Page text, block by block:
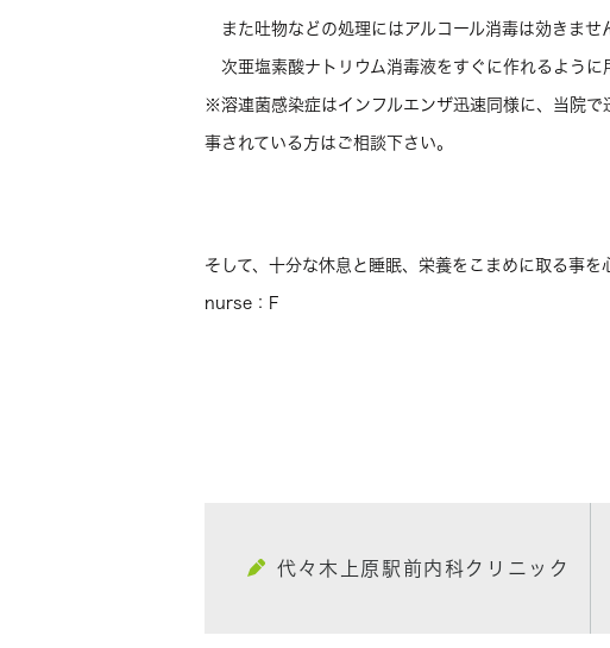
また吐物などの処理にはアルコール消毒は効きませ
次亜塩素酸ナトリウム消毒液をすぐに作れるように
※溶連菌感染症はインフルエンザ迅速同様に、当院で
事されている方はご相談下さい。
そして、十分な休息と睡眠、栄養をこまめに取る事を
nurse：F
代々木上原駅前内科クリニック